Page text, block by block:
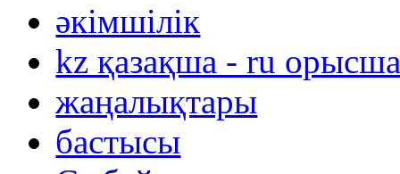
әкімшілік
kz қазақша - ru
жаңалықтары
бастысы